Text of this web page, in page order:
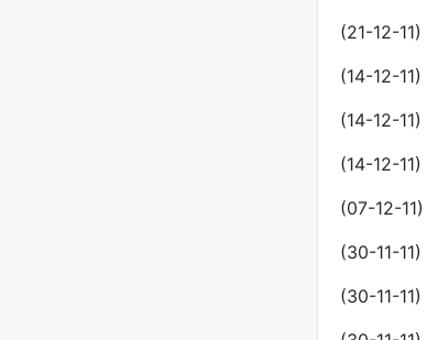
(21-12-11)
(14-12-11)
(14-12-11)
(14-12-11)
(07-12-11)
(30-11-11)
(30-11-11)